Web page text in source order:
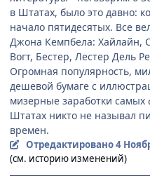
в Штатах, было это давно:
начало пятидесятых. Все
Джона Кемпбела: Хайлайн,
Вогт, Бестер, Лестер Дель
Огромная популярность,
дешевой бумаге с
мизерные заработки самых
Штатах никто не называл
времен.
Отредактировано4
(см. историю изменений)